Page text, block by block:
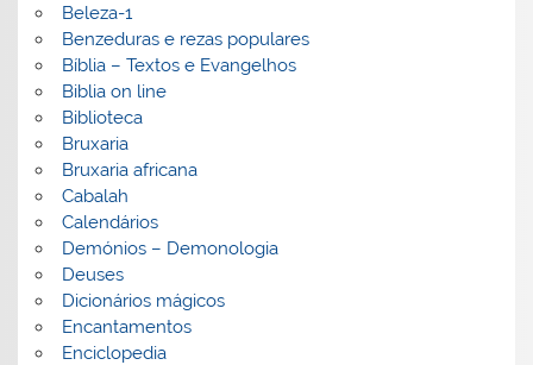
Beleza-1
Benzeduras e rezas populares
Bíblia – Textos e Evangelhos
Biblia on line
Biblioteca
Bruxaria
Bruxaria africana
Cabalah
Calendários
Demónios – Demonologia
Deuses
Dicionários mágicos
Encantamentos
Enciclopedia